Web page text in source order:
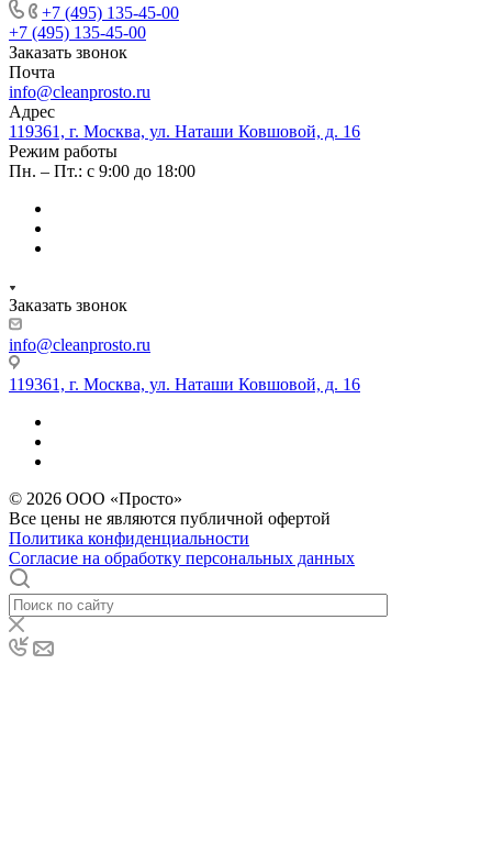
+7 (495) 135-45-00
+7 (495) 135-45-00
Заказать звонок
Почта
info@cleanprosto.ru
Адрес
119361, г. Москва, ул. Наташи Ковшовой, д. 16
Режим работы
Пн. – Пт.: с 9:00 до 18:00
Заказать звонок
info@cleanprosto.ru
119361, г. Москва, ул. Наташи Ковшовой, д. 16
© 2026 ООО «Просто»
Все цены не являются публичной офертой
Политика конфиденциальности
Согласие на обработку персональных данных